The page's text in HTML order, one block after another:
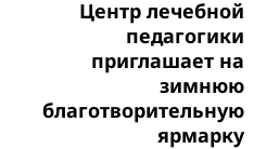
Центр лечебной
педагогики
приглашает на
зимнюю
благотворительную
ярмарку